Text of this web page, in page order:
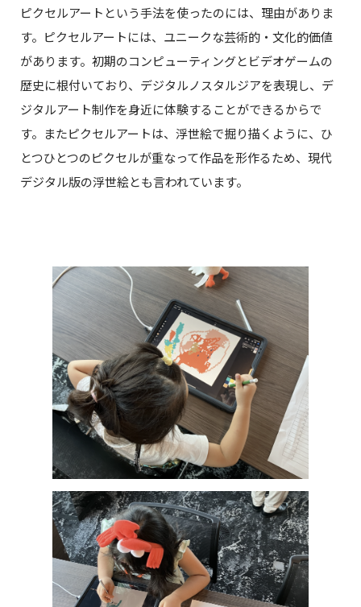
ピクセルアートという手法を使ったのには、理由がありま
す。ピクセルアートには、ユニークな芸術的・文化的価値
があります。初期のコンピューティングとビデオゲームの
歴史に根付いており、デジタルノスタルジアを表現し、デ
ジタルアート制作を身近に体験することができるからで
す。またピクセルアートは、浮世絵で掘り描くように、ひ
とつひとつのピクセルが重なって作品を形作るため、現代
デジタル版の浮世絵とも言われています。